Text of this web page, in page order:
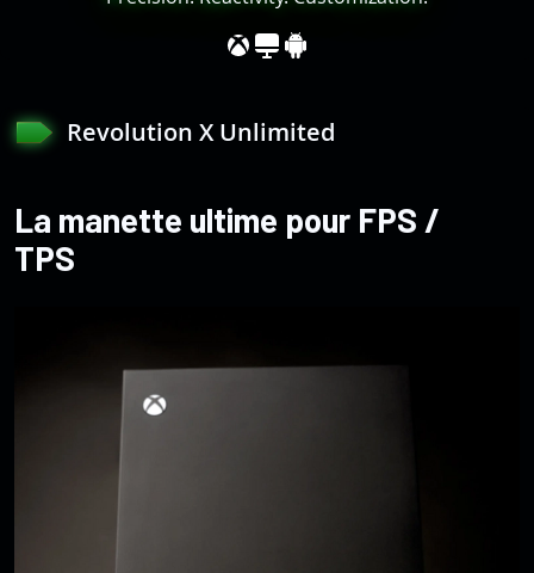
Revolution X Unlimited
La manette ultime pour FPS /
TPS